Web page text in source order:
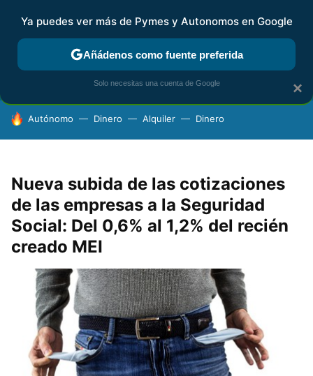
FISCALIDAD Y CONTABILIDAD KIT DIGITAL RENTA
HOY SE HABLA DE
Autónomo Dinero Alquiler Dinero
Nueva subida de las cotizaciones
de las empresas a la Seguridad
Social: Del 0,6% al 1,2% del recién
creado MEI
×
Ya puedes ver más de Pymes y Autonomos en Google
Añádenos como fuente preferida
Solo necesitas una cuenta de Google